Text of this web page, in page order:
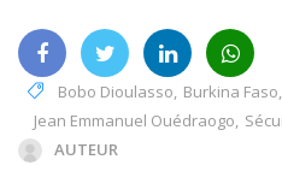
Bobo Dioulasso Burkina Faso
Jean Emmanuel Ouédraogo
AUTEUR